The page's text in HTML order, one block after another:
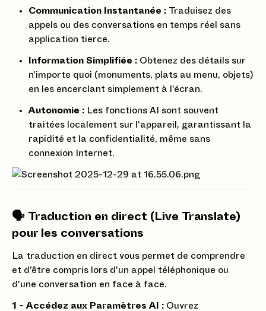
Communication Instantanée : Traduisez des
appels ou des conversations en temps réel sans
application tierce.
Information Simplifiée : Obtenez des détails sur
n'importe quoi (monuments, plats au menu, objets)
en les encerclant simplement à l'écran.
Autonomie : Les fonctions AI sont souvent
traitées localement sur l'appareil, garantissant la
rapidité et la confidentialité, même sans
connexion Internet.
🗣️ Traduction en direct (Live Translate)
pour les conversations
La traduction en direct vous permet de comprendre
et d'être compris lors d'un appel téléphonique ou
d'une conversation en face à face.
1 - Accédez aux Paramètres AI : Ouvrez